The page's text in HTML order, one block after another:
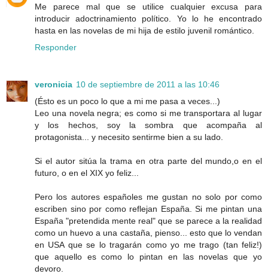
Me parece mal que se utilice cualquier excusa para
introducir adoctrinamiento político. Yo lo he encontrado
hasta en las novelas de mi hija de estilo juvenil romántico.
Responder
veronicia 10 de septiembre de 2011 a las 10:46
(Ésto es un poco lo que a mi me pasa a veces...)
Leo una novela negra; es como si me transportara al lugar
y los hechos, soy la sombra que acompaña al
protagonista... y necesito sentirme bien a su lado.
Si el autor sitúa la trama en otra parte del mundo,o en el
futuro, o en el XIX yo feliz...
Pero los autores españoles me gustan no solo por como
escriben sino por como reflejan España. Si me pintan una
España "pretendida mente real" que se parece a la realidad
como un huevo a una castaña, pienso... esto que lo vendan
en USA que se lo tragarán como yo me trago (tan feliz!)
que aquello es como lo pintan en las novelas que yo
devoro.